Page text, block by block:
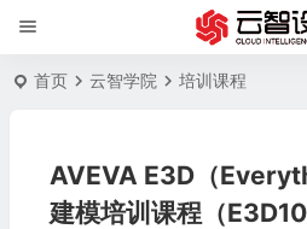
首页 云智学院 培训课程
AVEVA E3D（
建模培训课程（